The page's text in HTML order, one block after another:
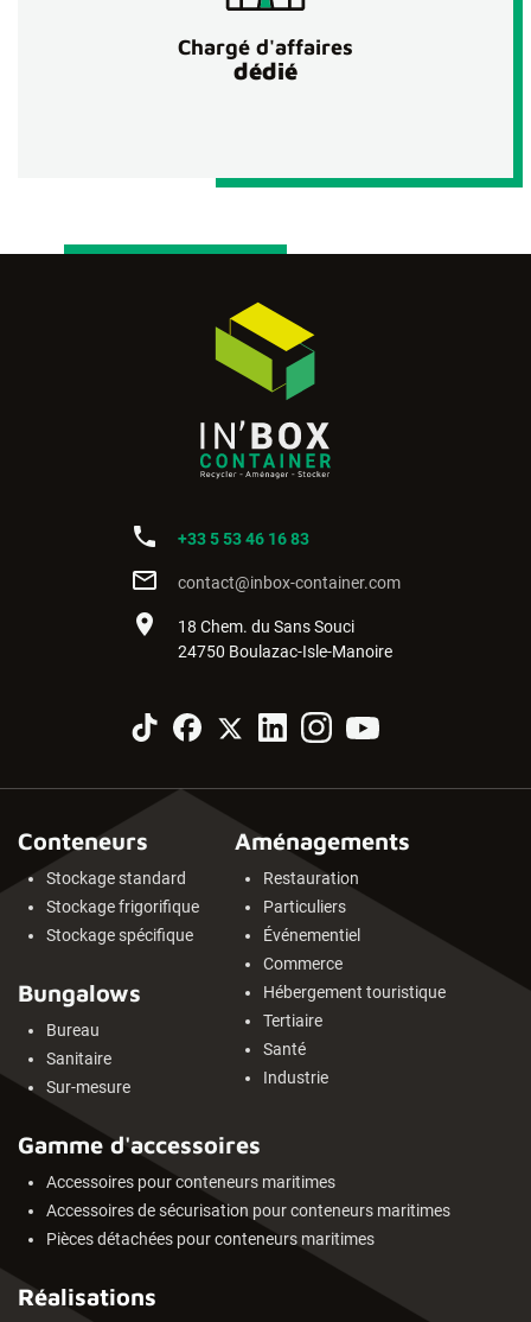
Chargé d'affaires
dédié
phone +33 5 53 46 16 83
mail_outline contact@inbox-container.com
place
18 Chem. du Sans Souci
24750 Boulazac-Isle-Manoire
Conteneurs
Stockage standard
Stockage frigorifique
Stockage spécifique
Bungalows
Bureau
Sanitaire
Sur-mesure
Aménagements
Restauration
Particuliers
Événementiel
Commerce
Hébergement touristique
Tertiaire
Santé
Industrie
Gamme d'accessoires
Accessoires pour conteneurs maritimes
Accessoires de sécurisation pour conteneurs maritimes
Pièces détachées pour conteneurs maritimes
Réalisations